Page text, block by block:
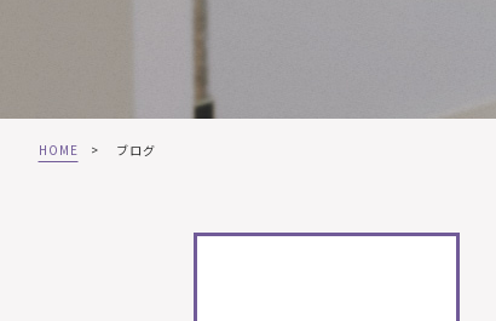
HOME > ブログ